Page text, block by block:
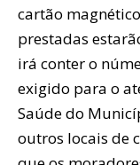
cartão
prestadas
irá conter o
exigido para o
Saúde do
outros locais de